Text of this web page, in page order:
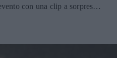
con una clip a sorpresa
Michael Bond.